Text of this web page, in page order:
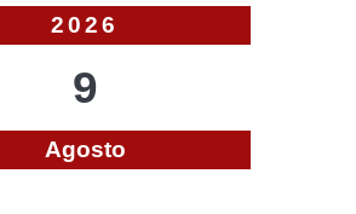
2026
9
Agosto